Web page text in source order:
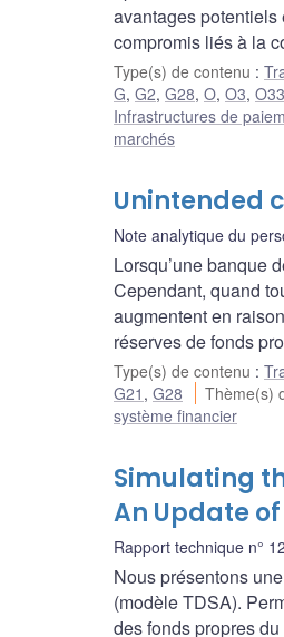
avantages potentiels
compromis liés à la
Type(s) de contenu :
G, G2, G28, O, O3, O33
Infrastructures de
marchés
Unintended
Note analytique du
Lorsqu’une banque
Cependant, quand
augmentent en
réserves de fonds
Type(s) de contenu :
G21 , G28 Thème(s)
système financier
Simulating
An Update
Rapport technique n°
Nous présentons
(modèle TDSA).
des fonds propres